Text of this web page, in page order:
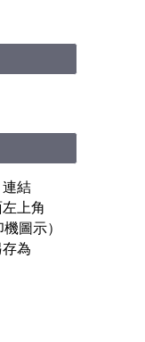
連結
上角
圖示）
為